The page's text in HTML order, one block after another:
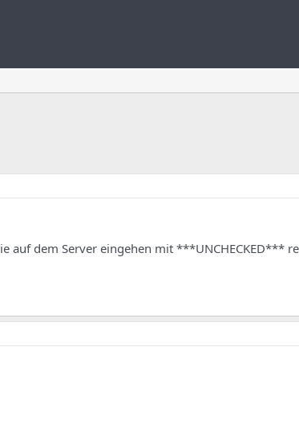
auf dem Server eingehen mit ***UNCHECKED***